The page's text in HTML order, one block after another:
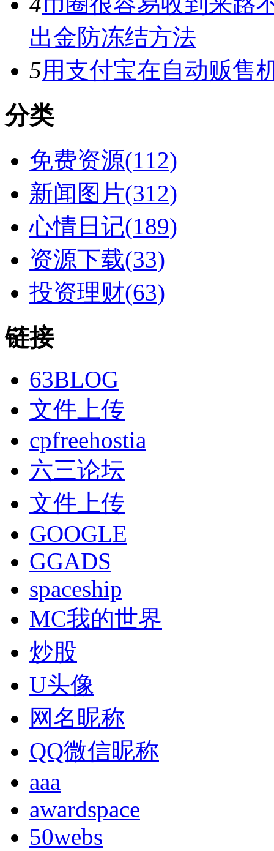
出金防冻结方法
5用支付宝在自动贩售
分类
免费资源(112)
新闻图片(312)
心情日记(189)
资源下载(33)
投资理财(63)
链接
63BLOG
文件上传
cpfreehostia
六三论坛
文件上传
GOOGLE
GGADS
spaceship
MC我的世界
炒股
U头像
网名昵称
QQ微信昵称
aaa
awardspace
50webs